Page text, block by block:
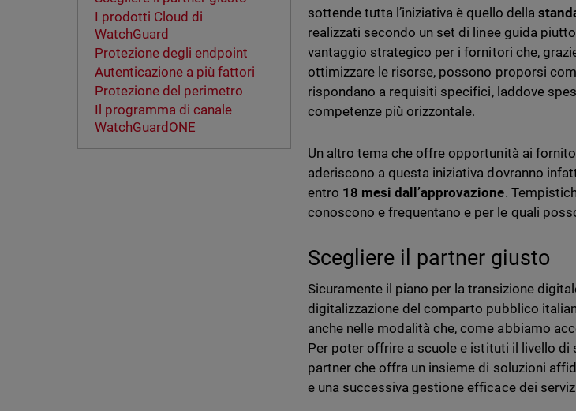
I prodotti Cloud di
WatchGuard
Protezione degli endpoint
Autenticazione a più fattori
Protezione del perimetro
Il programma di canale
WatchGuardONE
sottende tutta l’iniziativa è quello della
realizzati secondo un set di linee guida
vantaggio strategico per i fornitori che,
ottimizzare le risorse, possono proporsi
rispondano a requisiti specifici, laddove
competenze più orizzontale.
Un altro tema che offre opportunità ai
aderiscono a questa iniziativa dovranno
entro 18 mesi dall’approvazione.
conoscono e frequentano e per le quali
Scegliere il partner giusto
Sicuramente il piano per la transizione
digitalizzazione del comparto pubblico
anche nelle modalità che, come abbiamo
Per poter offrire a scuole e istituti il livello
partner che offra un insieme di soluzioni
e una successiva gestione efficace dei